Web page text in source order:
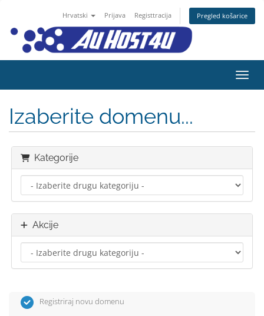
Hrvatski Prijava Registtracija Pregled košarice
Izaberite domenu...
Kategorije
Akcije
Registriraj novu domenu